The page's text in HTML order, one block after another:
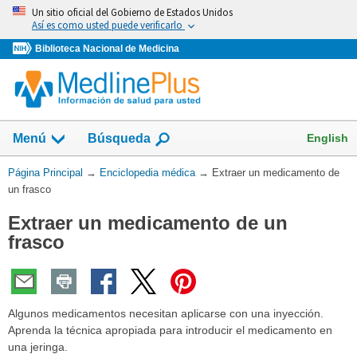
Omita
vaya
al
Contenido
Un sitio oficial del Gobierno de Estados Unidos
Así es como usted puede verificarlo
Biblioteca Nacional de Medicina
Menú Búsqueda English
Usted
está
Página Principal → Enciclopedia médica → Extraer un medicamento de
un frasco
Extraer un medicamento de un
frasco
Algunos medicamentos necesitan aplicarse con una inyección.
Aprenda la técnica apropiada para introducir el medicamento en
una jeringa.